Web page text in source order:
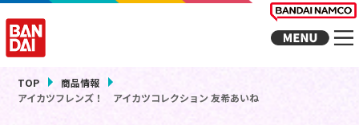
TOP
商品情報
アイカツフレンズ！ アイカツコレクション 友希あいね